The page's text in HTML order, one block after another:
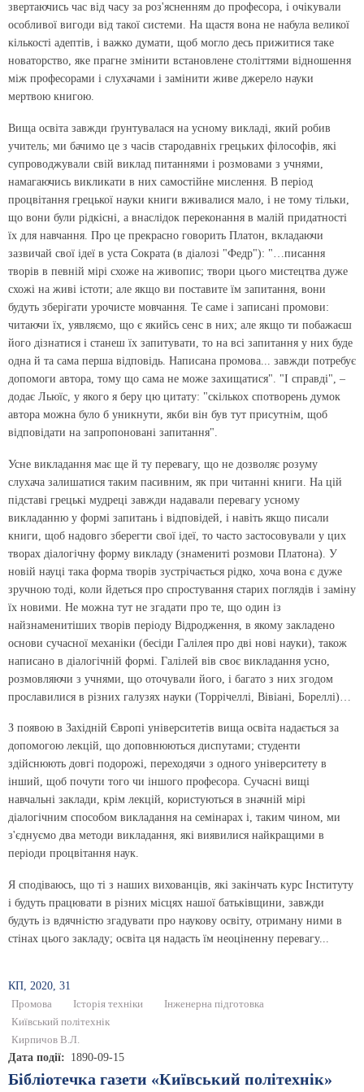
звертаючись час від часу за роз'ясненням до професора, і очікували
особливої вигоди від такої системи. На щастя вона не набула великої
кількості адептів, і важко думати, щоб могло десь прижитися таке
новаторство, яке прагне змінити встановлене століттями відношення
між професорами і слухачами і замінити живе джерело науки
мертвою книгою.
Вища освіта завжди ґрунтувалася на усному викладі, який робив
учитель; ми бачимо це з часів стародавніх грецьких філософів, які
супроводжували свій виклад питаннями і розмовами з учнями,
намагаючись викликати в них самостійне мислення. В період
процвітання грецької науки книги вживалися мало, і не тому тільки,
що вони були рідкісні, а внаслідок переконання в малій придатності
їх для навчання. Про це прекрасно говорить Платон, вкладаючи
зазвичай свої ідеї в уста Сократа (в діалозі "Федр"): "…писання
творів в певній мірі схоже на живопис; твори цього мистецтва дуже
схожі на живі істоти; але якщо ви поставите їм запитання, вони
будуть зберігати урочисте мовчання. Те саме і записані промови:
читаючи їх, уявляємо, що є якийсь сенс в них; але якщо ти побажаєш
його дізнатися і станеш їх запитувати, то на всі запитання у них буде
одна й та сама перша відповідь. Написана промова... завжди потребує
допомоги автора, тому що сама не може захищатися". "І справді", –
додає Льюїс, у якого я беру цю цитату: "скількох спотворень думок
автора можна було б уникнути, якби він був тут присутнім, щоб
відповідати на запропоновані запитання".
Усне викладання має ще й ту перевагу, що не дозволяє розуму
слухача залишатися таким пасивним, як при читанні книги. На цій
підставі грецькі мудреці завжди надавали перевагу усному
викладанню у формі запитань і відповідей, і навіть якщо писали
книги, щоб надовго зберегти свої ідеї, то часто застосовували у цих
творах діалогічну форму викладу (знамениті розмови Платона). У
новій науці така форма творів зустрічається рідко, хоча вона є дуже
зручною тоді, коли йдеться про спростування старих поглядів і заміну
їх новими. Не можна тут не згадати про те, що один із
найзнаменитіших творів періоду Відродження, в якому закладено
основи сучасної механіки (бесіди Галілея про дві нові науки), також
написано в діалогічній формі. Галілей вів своє викладання усно,
розмовляючи з учнями, що оточували його, і багато з них згодом
прославилися в різних галузях науки (Торрічеллі, Вівіані, Бореллі)…
З появою в Західній Європі університетів вища освіта надається за
допомогою лекцій, що доповнюються диспутами; студенти
здійснюють довгі подорожі, переходячи з одного університету в
інший, щоб почути того чи іншого професора. Сучасні вищі
навчальні заклади, крім лекцій, користуються в значній мірі
діалогічним способом викладання на семінарах і, таким чином, ми
з'єднуємо два методи викладання, які виявилися найкращими в
періоди процвітання наук.
Я сподіваюсь, що ті з наших вихованців, які закінчать курс Інституту
і будуть працювати в різних місцях нашої батьківщини, завжди
будуть із вдячністю згадувати про наукову освіту, отриману ними в
стінах цього закладу; освіта ця надасть їм неоціненну перевагу...
КП, 2020, 31
Промова Історія техніки
Інженерна підготовка
Київський політехнік
Кирпичов В.Л.
Дата події 1890-09-15
Бібліотечка газети «Київський політехнік»